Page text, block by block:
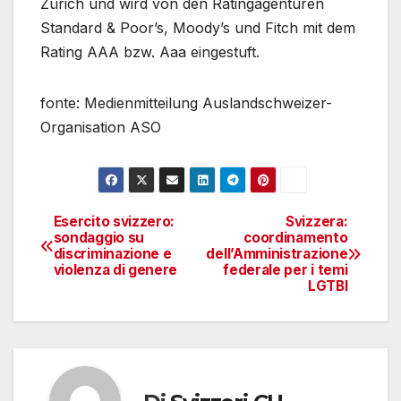
Zürich und wird von den Ratingagenturen
Standard & Poor’s, Moody’s und Fitch mit dem
Rating AAA bzw. Aaa eingestuft.
fonte: Medienmitteilung Auslandschweizer-
Organisation ASO
Navigazione
articoli
Svizzera:
coordinamento
dell’Amministrazione
federale per i temi
LGTBI
Esercito svizzero:
sondaggio su
discriminazione e
violenza di genere